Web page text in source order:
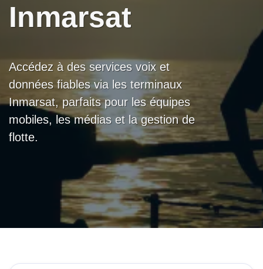
Inmarsat
Accédez à des services voix et
données fiables via les terminaux
Inmarsat, parfaits pour les équipes
mobiles, les médias et la gestion de
flotte.